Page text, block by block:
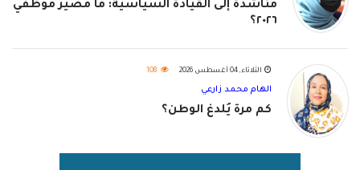
مناشدة إلى القيادة السياسية: ما مصير موظفي
٢٠٢٦؟
الثلاثاء, 04 أغسطس 2026 108
الهام محمد زارعي
كم مرة يُلدغ الوطن؟